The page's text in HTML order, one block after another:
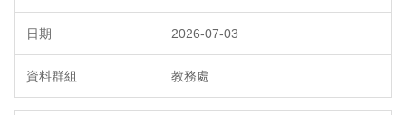
2026-07-03
教務處